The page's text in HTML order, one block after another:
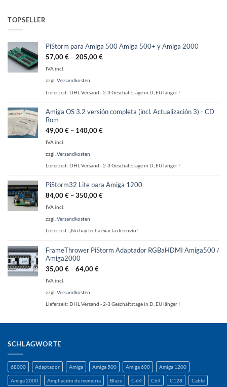
TOPSELLER
PiStorm para Amiga 500 Amiga 500+ y Amiga 2000
57,00€ –205,00€
IVA incl.
zzgl.Versandkosten
Lieferzeit: DHL Versand - 2-3 Geschäftstage in D, EU länger !
Amiga OS 3.2 versión completa (incl. Actualización 3) - CD
Rom
49,00€ – 140,00€
IVA incl.
zzgl. Versandkosten
Lieferzeit: DHL Versand - 2-3 Geschäftstage in D, EU länger !
PiStorm32 Lite para Amiga 1200
84,00€ –350,00€
IVA incl.
zzgl. Versandkosten
Lieferzeit: ¡No hay fecha exacta de envío!
FrameThrower PiStorm Adaptador RGBaHDMI Amiga500 /
Amiga2000
35,00€ –64,00€
IVA incl.
zzgl. Versandkosten
Lieferzeit: DHL Versand - 2-3 Geschäftstage in D, EU länger !
SCHLAGWORTE
68000 Adaptador Amiga Amiga 500 Amiga 600 Amiga 1200
Amiga 2000 Ampliación de memoria Blaze C-64 C64 C128 Cable